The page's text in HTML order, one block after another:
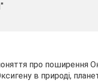
про поширення
в природі,